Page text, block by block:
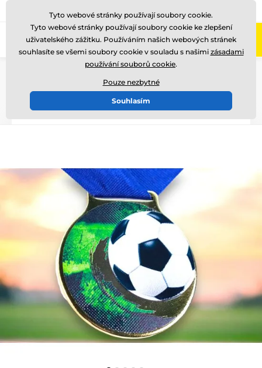
Zavolejte nám (Po-Pá 8-17)
Kovové medaile s grafikou (UV potisk na zadní stranu medaile)
MDLMID
Tyto webové stránky používají soubory cookie.
Tyto webové stránky používají soubory cookie ke zlepšení
uživatelského zážitku. Používáním našich webových stránek
souhlasíte se všemi soubory cookie v souladu s našimi zásadami
používání souborů cookie.
Pouze nezbytné
Souhlasím